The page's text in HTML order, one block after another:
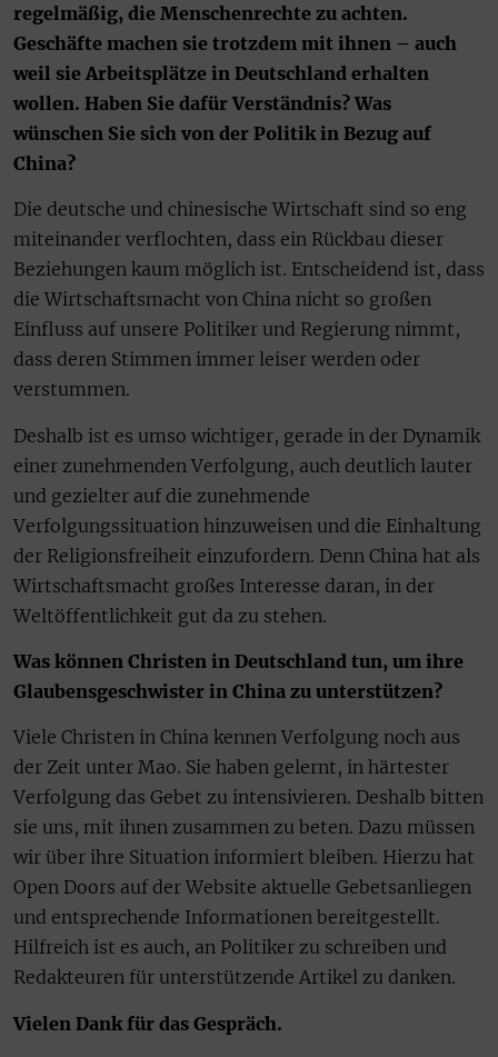
regelmäßig, die Menschenrechte zu achten.
Geschäfte machen sie trotzdem mit ihnen – auch
weil sie Arbeitsplätze in Deutschland erhalten
wollen. Haben Sie dafür Verständnis? Was
wünschen Sie sich von der Politik in Bezug auf
China?
Die deutsche und chinesische Wirtschaft sind so eng
miteinander verflochten, dass ein Rückbau dieser
Beziehungen kaum möglich ist. Entscheidend ist, dass
die Wirtschaftsmacht von China nicht so großen
Einfluss auf unsere Politiker und Regierung nimmt,
dass deren Stimmen immer leiser werden oder
verstummen.
Deshalb ist es umso wichtiger, gerade in der Dynamik
einer zunehmenden Verfolgung, auch deutlich lauter
und gezielter auf die zunehmende
Verfolgungssituation hinzuweisen und die Einhaltung
der Religionsfreiheit einzufordern. Denn China hat als
Wirtschaftsmacht großes Interesse daran, in der
Weltöffentlichkeit gut da zu stehen.
Was können Christen in Deutschland tun, um ihre
Glaubensgeschwister in China zu unterstützen?
Viele Christen in China kennen Verfolgung noch aus
der Zeit unter Mao. Sie haben gelernt, in härtester
Verfolgung das Gebet zu intensivieren. Deshalb bitten
sie uns, mit ihnen zusammen zu beten. Dazu müssen
wir über ihre Situation informiert bleiben. Hierzu hat
Open Doors auf der Website aktuelle Gebetsanliegen
und entsprechende Informationen bereitgestellt.
Hilfreich ist es auch, an Politiker zu schreiben und
Redakteuren für unterstützende Artikel zu danken.
Vielen Dank für das Gespräch.